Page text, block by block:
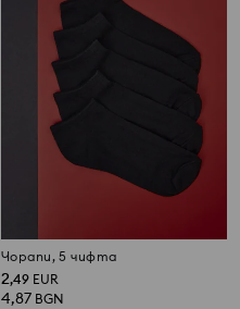
Чорапи, 5 чифта
2,49 EUR
4,87 BGN